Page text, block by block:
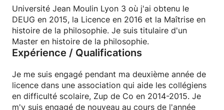
l'échange avec le calme. Aussi, je cherche à donner
des aides aux devoirs et des cours aux élèves en qui
les parents ont confiance en moi.
Université Jean Moulin Lyon 3 où j'ai obtenu le
DEUG en 2015, la Licence en 2016 et la Maîtrise en
histoire de la philosophie. Je suis titulaire d'un
Master en histoire de la philosophie.
Expérience / Qualifications
Je me suis engagé pendant ma deuxième année de
licence dans une association qui aide les collégiens
en difficulté scolaire, Zup de Co en 2014-2015. Je
m'y suis engagé de nouveau au cours de l'année